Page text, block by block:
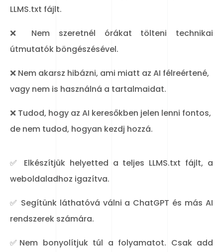
LLMS.txt fájlt.
❌ Nem szeretnél órákat tölteni technikai
útmutatók böngészésével.
❌ Nem akarsz hibázni, ami miatt az AI félreértené,
vagy nem is használná a tartalmaidat.
❌ Tudod, hogy az AI keresőkben jelen lenni fontos,
de nem tudod, hogyan kezdj hozzá.
✅ Elkészítjük helyetted a teljes LLMS.txt fájlt, a
weboldaladhoz igazítva.
✅ Segítünk láthatóvá válni a ChatGPT és más AI
rendszerek számára.
✅Nem bonyolítjuk túl a folyamatot. Csak add